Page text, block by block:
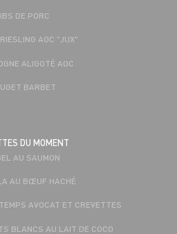
DE PORC
AOC "JUX"
ALIGOTÉ AOC
BARBET
DU MOMENT
AU SAUMON
AU BŒUF HACHÉ
AVOCAT ET CREVETTES
BLANCS AU LAIT DE COCO